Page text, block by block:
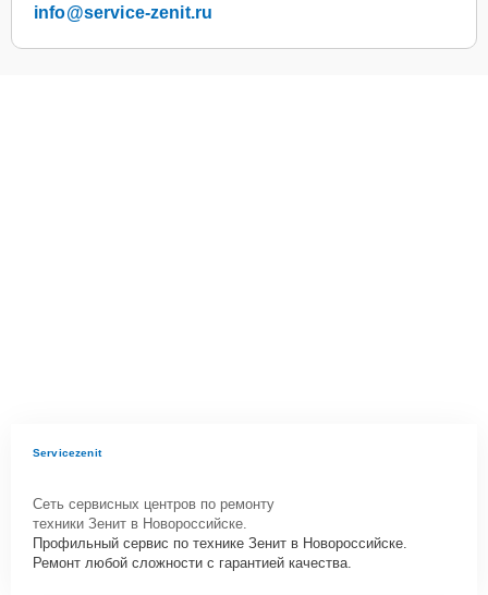
info@service-zenit.ru
Servicezenit
Сеть сервисных центров по ремонту
техники Зенит в Новороссийске.
Профильный сервис по технике Зенит в Новороссийске.
Ремонт любой сложности с гарантией качества.